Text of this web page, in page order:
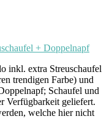
+ Doppelnapf
inkl. extra Streuschaufel
trendigen Farbe) und
Schaufel und
Verfügbarkeit geliefert.
welche hier nicht